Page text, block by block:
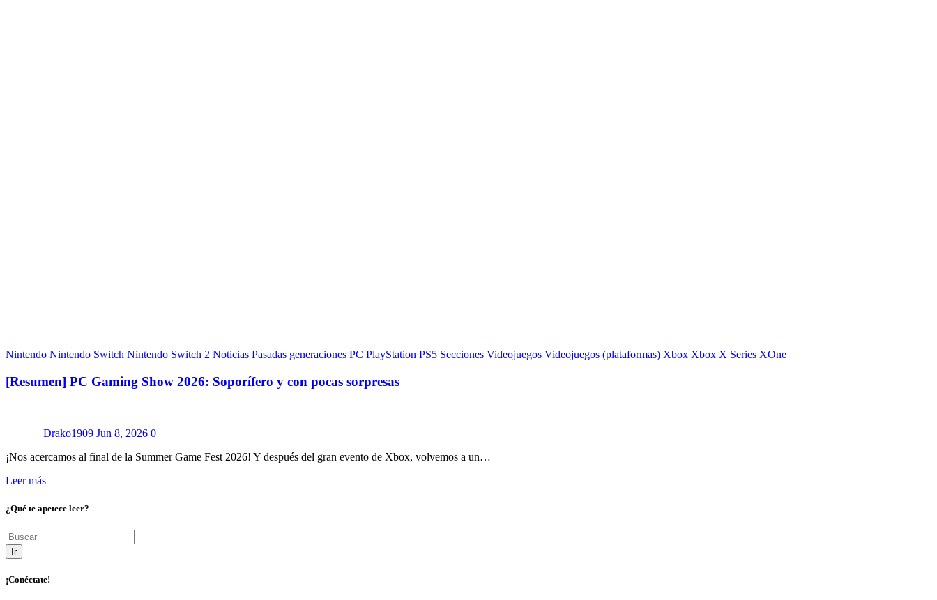
Nintendo Nintendo Switch Nintendo Switch 2 Noticias Pasadas generaciones PC PlayStation PS5 Secciones Videojuegos Videojuegos (plataformas) Xbox Xbox X Series XOne
[Resumen] PC Gaming Show 2026: Soporífero y con pocas sorpresas
Drako1909 Jun 8, 2026 0
¡Nos acercamos al final de la Summer Game Fest 2026! Y después del gran evento de Xbox, volvemos a un…
Leer más
¿Qué te apetece leer?
Ir
¡Conéctate!